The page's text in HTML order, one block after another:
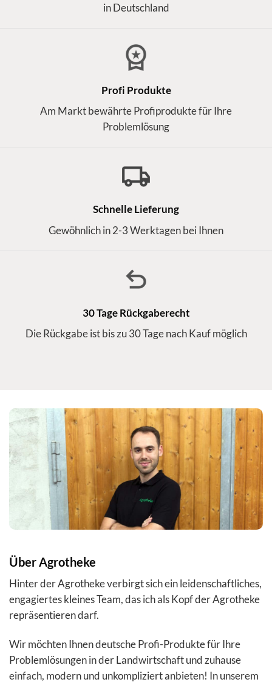
in Deutschland
Profi Produkte
Am Markt bewährte Profiprodukte für Ihre
Problemlösung
Schnelle Lieferung
Gewöhnlich in 2-3 Werktagen bei Ihnen
30 Tage Rückgaberecht
Die Rückgabe ist bis zu 30 Tage nach Kauf möglich
Über Agrotheke
Hinter der Agrotheke verbirgt sich ein leidenschaftliches,
engagiertes kleines Team, das ich als Kopf der Agrotheke
repräsentieren darf.
Wir möchten Ihnen deutsche Profi-Produkte für Ihre
Problemlösungen in der Landwirtschaft und zuhause
einfach, modern und unkompliziert anbieten! In unserem